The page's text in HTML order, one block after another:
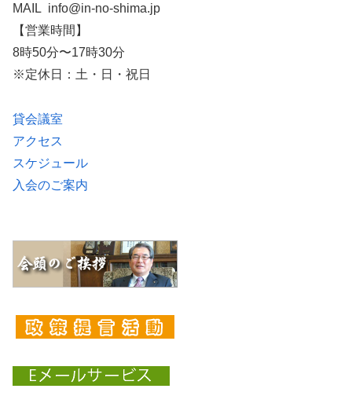
MAIL info@in-no-shima.jp
【営業時間】
8時50分〜17時30分
※定休日：土・日・祝日
貸会議室
アクセス
スケジュール
入会のご案内